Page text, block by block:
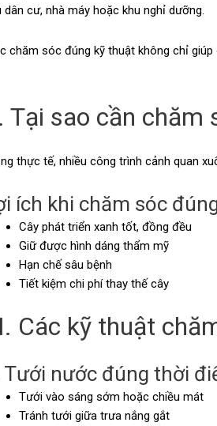
dân cư, nhà máy hoặc khu nghỉ dưỡng.
chăm sóc đúng kỹ thuật không chỉ
Tại sao cần chăm
thực tế, nhiều công trình cảnh quan
ích khi chăm sóc
Cây phát triển xanh tốt, đồng đều
Giữ được hình dáng thẩm mỹ
Hạn chế sâu bệnh
Tiết kiệm chi phí thay thế cây
Các kỹ thuật
Tưới nước đúng thời
Tưới vào sáng sớm hoặc chiều mát
Tránh tưới giữa trưa nắng gắt